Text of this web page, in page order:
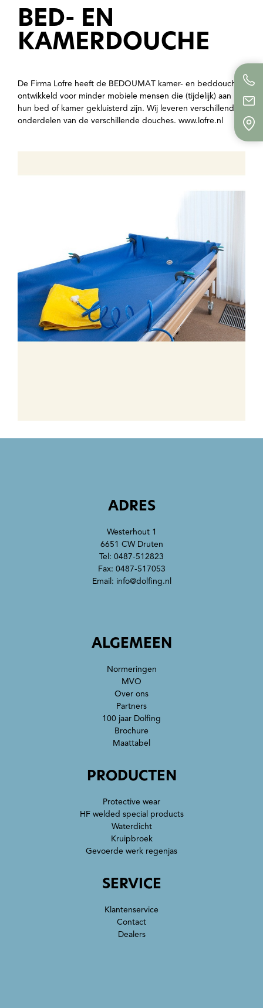
BED- EN
KAMERDOUCHE
De Firma Lofre heeft de BEDOUMAT kamer- en beddouche
ontwikkeld voor minder mobiele mensen die (tijdelijk) aan
hun bed of kamer gekluisterd zijn. Wij leveren verschillende
onderdelen van de verschillende douches. www.lofre.nl
ADRES
Westerhout 1
6651 CW Druten
Tel: 0487-512823
Fax: 0487-517053
Email: info@dolfing.nl
ALGEMEEN
Normeringen
MVO
Over ons
Partners
100 jaar Dolfing
Brochure
Maattabel
PRODUCTEN
Protective wear
HF welded special products
Waterdicht
Kruipbroek
Gevoerde werk regenjas
SERVICE
Klantenservice
Contact
Dealers